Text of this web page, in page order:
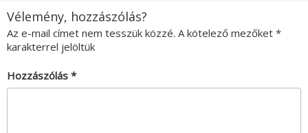
Vélemény, hozzászólás?
Az e-mail címet nem tesszük közzé. A kötelező mezőket *
karakterrel jelöltük
Hozzászólás *